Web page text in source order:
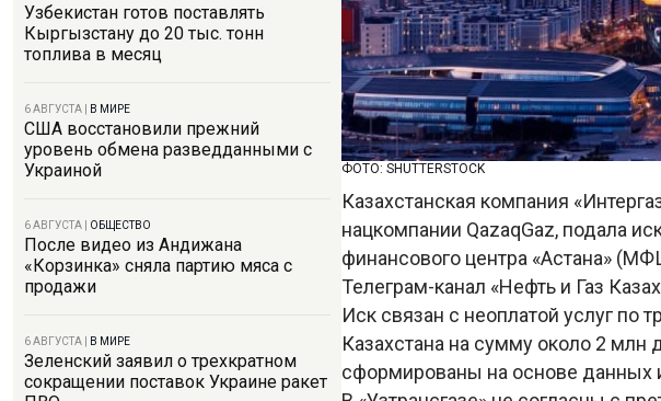
Узбекистан готов поставлять
Кыргызстану до 20 тыс. тонн
топлива в месяц
6 АВГУСТА В МИРЕ
США восстановили прежний
уровень обмена разведданными с
Украиной
6 АВГУСТА ОБЩЕСТВО
После видео из Андижана
«Корзинка» сняла партию мяса с
продажи
6 АВГУСТА В МИРЕ
Зеленский заявил о трехкратном
сокращении поставок Украине ракет
ФОТО: SHUTTERSTOCK
Казахстанская компания
нацкомпании QazaqGaz, подала
финансового центра «Астана»
Телеграм-канал «Нефть и Газ
Иск связан с неоплатой услуг по
Казахстана на сумму около 2 млн
сформированы на основе данных